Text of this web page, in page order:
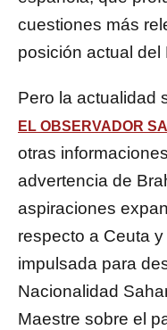
cuestiones más
posición actual del
Pero la actualidad
EL OBSERVADOR
otras
advertencia de
aspiraciones
respecto a Ceuta
impulsada para
Nacionalidad
Maestre sobre el